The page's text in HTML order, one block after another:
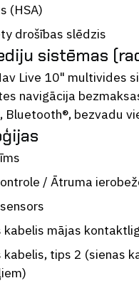
(HSA)
drošības slēdzis
sistēmas
Live 10" multivides
navigācija
Bluetooth®, bezvadu
/ Ātruma
kabelis mājas
kabelis, tips 2 (sienas